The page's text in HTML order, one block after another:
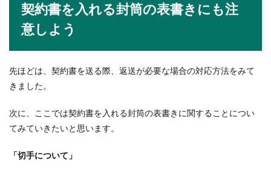
契約書を入れる封筒の表書きにも注
意しよう
先ほどは、契約書を送る際、返送が必要な場合の対応方法をみて
きました。
次に、ここでは契約書を入れる封筒の表書きに関することについ
てみていきたいと思います。
「切手について」